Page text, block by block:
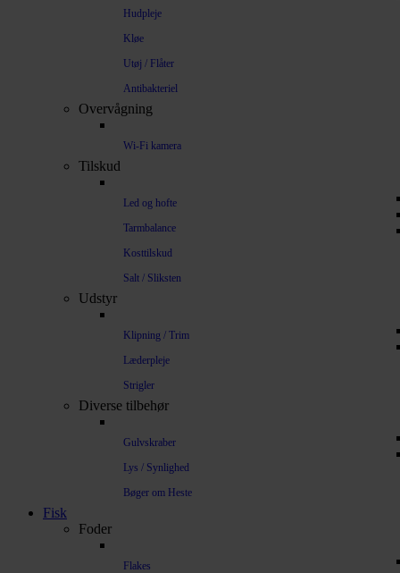
Hudpleje
Kløe
Utøj / Flåter
Antibakteriel
Overvågning
Wi-Fi kamera
Tilskud
Led og hofte
Tarmbalance
Kosttilskud
Salt / Sliksten
Udstyr
Klipning / Trim
Læderpleje
Strigler
Diverse tilbehør
Gulvskraber
Lys / Synlighed
Bøger om Heste
Fisk
Foder
Flakes